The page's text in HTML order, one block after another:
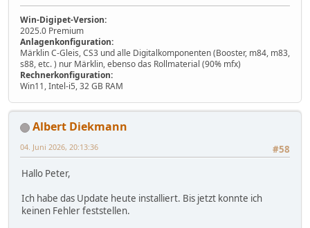
Win-Digipet-Version:
2025.0 Premium
Anlagenkonfiguration:
Märklin C-Gleis, CS3 und alle Digitalkomponenten (Booster, m84, m83,
s88, etc. ) nur Märklin, ebenso das Rollmaterial (90% mfx)
Rechnerkonfiguration:
Win11, Intel-i5, 32 GB RAM
Albert Diekmann
#58
04. Juni 2026, 20:13:36
Hallo Peter,
Ich habe das Update heute installiert. Bis jetzt konnte ich
keinen Fehler feststellen.